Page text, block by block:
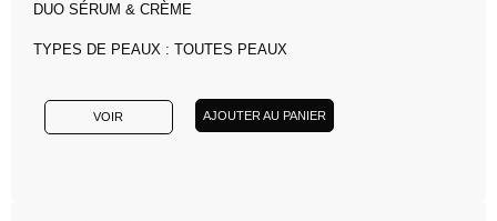
DUO SÉRUM & CRÈME
TYPES DE PEAUX : TOUTES PEAUX
VOIR AJOUTER AU PANIER